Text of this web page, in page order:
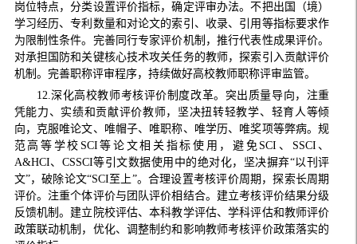
岗位特点，分类设置评价指标，确定评审办法。不把出国（境）
学习经历、专利数量和对论文的索引、收录、引用等指标要求作
为限制性条件。完善同行专家评价机制，推行代表性成果评价。
对承担国防和关键核心技术攻关任务的教师，探索引入贡献评价
机制。完善职称评审程序，持续做好高校教师职称评审监管。
12.深化高校教师考核评价制度改革。突出质量导向，注重
凭能力、实绩和贡献评价教师，坚决扭转轻教学、轻育人等倾
向，克服唯论文、唯帽子、唯职称、唯学历、唯奖项等弊病。规
范高等学校SCI等论文相关指标使用，避免SCI、SSCI、
A&HCI、CSSCI等引文数据使用中的绝对化，坚决摒弃“以刊评
文”，破除论文“SCI至上”。合理设置考核评价周期，探索长周期
评价。注重个体评价与团队评价相结合。建立考核评价结果分级
反馈机制。建立院校评估、本科教学评估、学科评估和教师评价
政策联动机制，优化、调整制约和影响教师考核评价政策落实的